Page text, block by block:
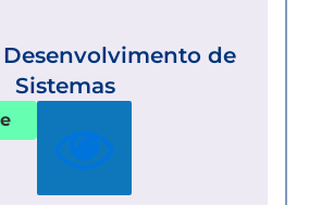
de
Sistemas